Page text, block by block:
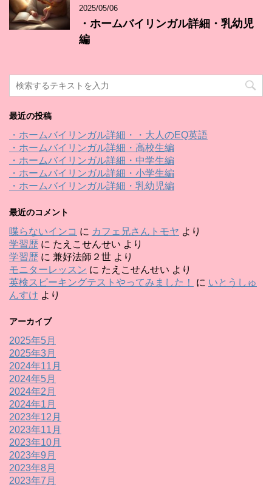
2025/05/06
・ホームバイリンガル詳細・乳幼児
編
最近の投稿
・ホームバイリンガル詳細・・大人のEQ英語
・ホームバイリンガル詳細・高校生編
・ホームバイリンガル詳細・中学生編
・ホームバイリンガル詳細・小学生編
・ホームバイリンガル詳細・乳幼児編
最近のコメント
喋らないインコ に カフェ兄さんトモヤ より
学習歴 に たえこせんせい より
学習歴 に 兼好法師２世 より
モニターレッスン に たえこせんせい より
英検スピーキングテストやってみました！
に いとうしゅ
んすけ より
アーカイブ
2025年5月
2025年3月
2024年11月
2024年5月
2024年2月
2024年1月
2023年12月
2023年11月
2023年10月
2023年9月
2023年8月
2023年7月